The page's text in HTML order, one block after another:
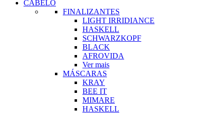
CABELO
FINALIZANTES
LIGHT IRRIDIANCE
HASKELL
SCHWARZKOPF
BLACK
AFROVIDA
Ver mais
MÁSCARAS
KRAY
BEE IT
MIMARE
HASKELL